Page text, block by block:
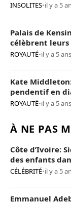
INSOLITES•il y a 5
Palais de
célèbrent leurs
ROYAUTÉ•il y a 5 ans
Kate
pendentif en
ROYAUTÉ•il y a 5 ans
À NE PAS
Côte d’Ivoire:
des enfants
CÉLÉBRITÉ•il y a 5
Emmanuel